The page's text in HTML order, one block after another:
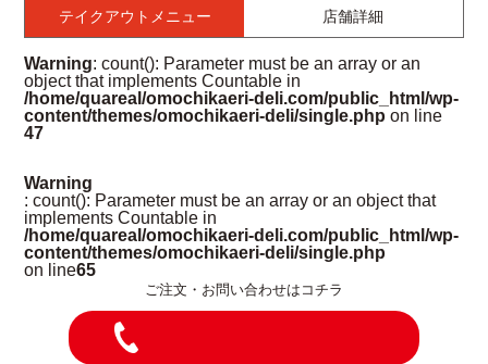
テイクアウトメニュー 店舗詳細
Warning: count(): Parameter must be an array or an
object that implements Countable in
/home/quareal/omochikaeri-deli.com/public_html/wp-
content/themes/omochikaeri-deli/single.php on line
47
Warning
: count(): Parameter must be an array or an object that
implements Countable in
/home/quareal/omochikaeri-deli.com/public_html/wp-
content/themes/omochikaeri-deli/single.php
on line65
ご注文・お問い合わせはコチラ